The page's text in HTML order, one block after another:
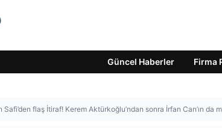
Güncel Haberler Firma
Safi’den flaş İtiraf! Kerem Aktürkoğlu’ndan sonra İrfan Can’ın da